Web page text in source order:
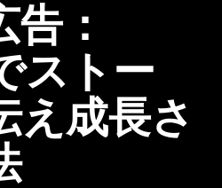
：
ストー
え成長さ